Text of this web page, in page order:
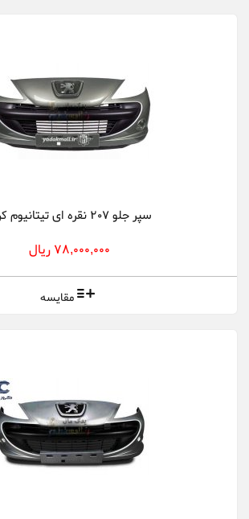
سپر جلو 207 نقره ای تیتانیوم کروز
78,000,000 ریال
مقایسه